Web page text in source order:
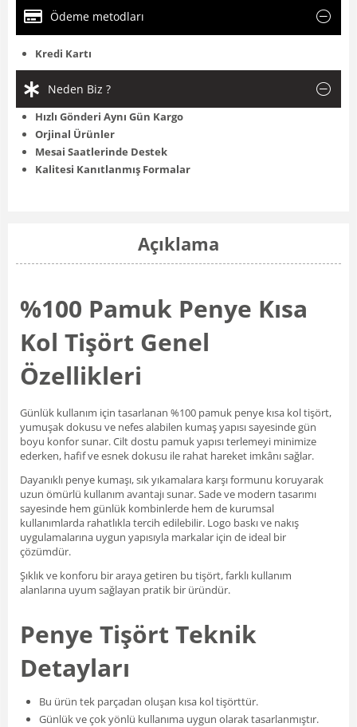
Ödeme metodları
Kredi Kartı
Neden Biz ?
Hızlı Gönderi Aynı Gün Kargo
Orjinal Ürünler
Mesai Saatlerinde Destek
Kalitesi Kanıtlanmış Formalar
Açıklama
%100 Pamuk Penye Kısa
Kol Tişört Genel
Özellikleri
Günlük kullanım için tasarlanan %100 pamuk penye kısa kol tişört,
yumuşak dokusu ve nefes alabilen kumaş yapısı sayesinde gün
boyu konfor sunar. Cilt dostu pamuk yapısı terlemeyi minimize
ederken, hafif ve esnek dokusu ile rahat hareket imkânı sağlar.
Dayanıklı penye kumaşı, sık yıkamalara karşı formunu koruyarak
uzun ömürlü kullanım avantajı sunar. Sade ve modern tasarımı
sayesinde hem günlük kombinlerde hem de kurumsal
kullanımlarda rahatlıkla tercih edilebilir. Logo baskı ve nakış
uygulamalarına uygun yapısıyla markalar için de ideal bir
çözümdür.
Şıklık ve konforu bir araya getiren bu tişört, farklı kullanım
alanlarına uyum sağlayan pratik bir üründür.
Penye Tişört Teknik
Detayları
Bu ürün tek parçadan oluşan kısa kol tişörttür.
Günlük ve çok yönlü kullanıma uygun olarak tasarlanmıştır.